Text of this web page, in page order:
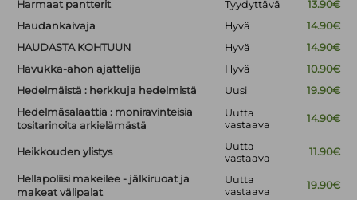
Harmaat pantterit
Tyydyttävä
13.90€
Haudankaivaja
Hyvä
14.90€
HAUDASTA KOHTUUN
Hyvä
14.90€
Havukka-ahon ajattelija
Hyvä
10.90€
Hedelmäistä : herkkuja hedelmistä
Uusi
19.90€
Hedelmäsalaattia : moniravinteisia
tositarinoita arkielämästä
Uutta
vastaava
14.90€
Heikkouden ylistys
Uutta
vastaava
11.90€
Hellapoliisi makeilee - jälkiruoat ja
makeat välipalat
Uutta
vastaava
19.90€